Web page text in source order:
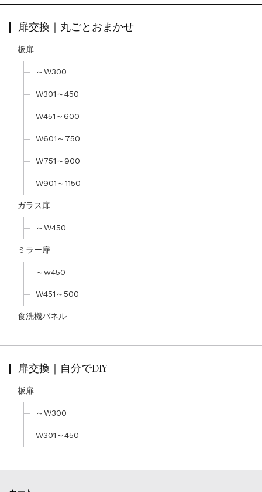
扉交換｜丸ごとおまかせ
板扉
～W300
W301～450
W451～600
W601～750
W751～900
W901～1150
ガラス扉
～W450
ミラー扉
～w450
W451～500
食洗機パネル
扉交換｜自分でDIY
板扉
～W300
W301～450